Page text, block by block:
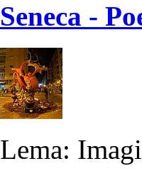
Seneca -
Lema: